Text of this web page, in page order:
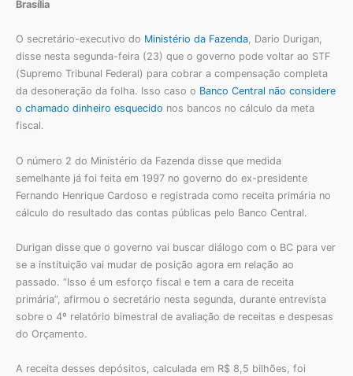
Brasília
O secretário-executivo do Ministério da Fazenda, Dario Durigan,
disse nesta segunda-feira (23) que o governo pode voltar ao STF
(Supremo Tribunal Federal) para cobrar a compensação completa
da desoneração da folha. Isso caso o Banco Central não considere
o chamado dinheiro esquecido nos bancos no cálculo da meta
fiscal.
O número 2 do Ministério da Fazenda disse que medida
semelhante já foi feita em 1997 no governo do ex-presidente
Fernando Henrique Cardoso e registrada como receita primária no
cálculo do resultado das contas públicas pelo Banco Central.
Durigan disse que o governo vai buscar diálogo com o BC para ver
se a instituição vai mudar de posição agora em relação ao
passado. “Isso é um esforço fiscal e tem a cara de receita
primária”, afirmou o secretário nesta segunda, durante entrevista
sobre o 4º relatório bimestral de avaliação de receitas e despesas
do Orçamento.
A receita desses depósitos, calculada em R$ 8,5 bilhões, foi